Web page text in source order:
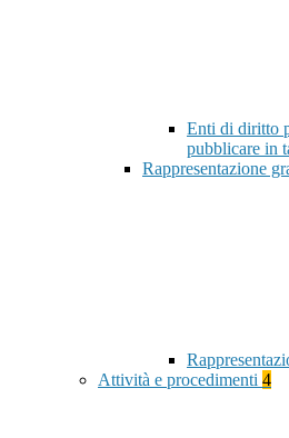
Enti di diritto
pubblicare in
Rappresentazione
Attività e procedimenti 4